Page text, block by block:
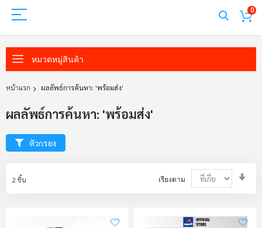
0
หมวดหมู่สินค้า
หน้าแรก ผลลัพธ์การค้นหา: 'พร้อมส่ง'
ผลลัพธ์การค้นหา: 'พร้อมส่ง'
2 ชิ้น เรียงตาม
ตัวกรอง